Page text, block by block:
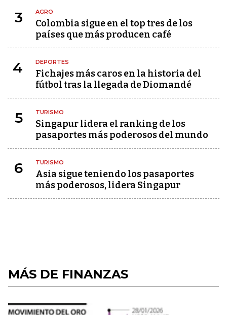
3 AGRO
Colombia sigue en el top tres de los
países que más producen café
4 DEPORTES
Fichajes más caros en la historia del
fútbol tras la llegada de Diomandé
5 TURISMO
Singapur lidera el ranking de los
pasaportes más poderosos del mundo
6 TURISMO
Asia sigue teniendo los pasaportes
más poderosos, lidera Singapur
MÁS DE FINANZAS